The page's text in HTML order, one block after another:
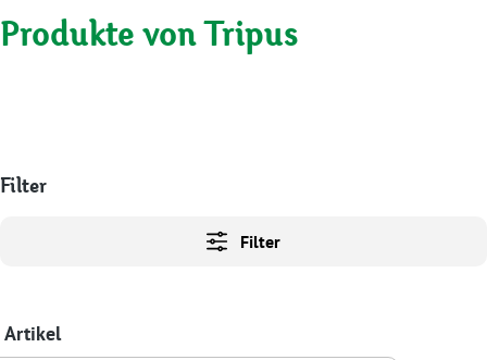
Produkte von Tripus
Filter
Filter
Artikel